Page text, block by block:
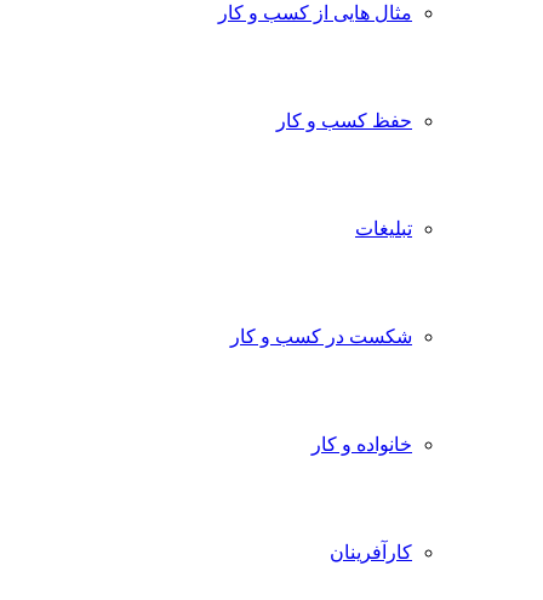
مثال هایی از کسب و کار
حفظ کسب و کار
تبلیغات
شکست در کسب و کار
خانواده و کار
کارآفرینان